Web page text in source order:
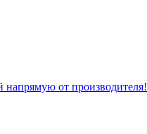
от производителя!